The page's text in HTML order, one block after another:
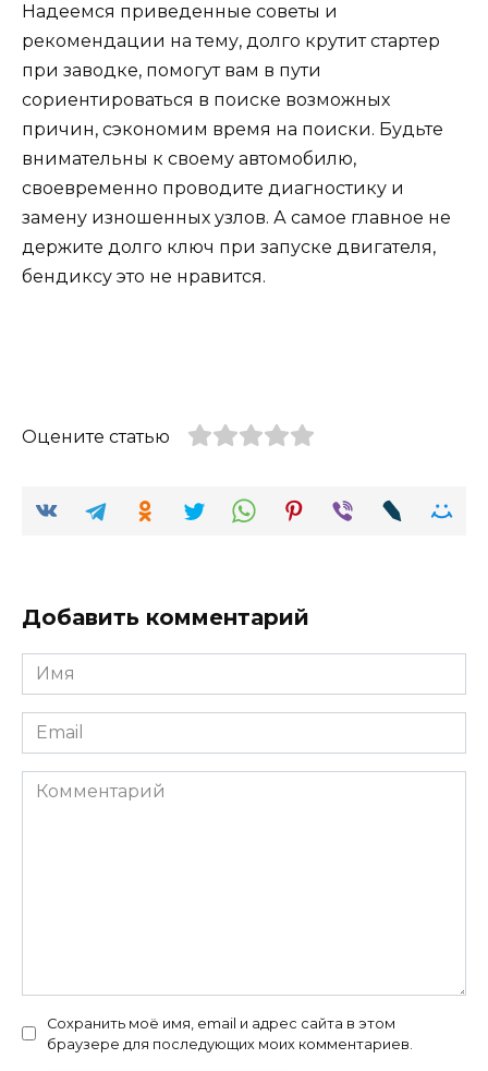
Надеемся приведенные советы и
рекомендации на тему, долго крутит стартер
при заводке, помогут вам в пути
сориентироваться в поиске возможных
причин, сэкономим время на поиски. Будьте
внимательны к своему автомобилю,
своевременно проводите диагностику и
замену изношенных узлов. А самое главное не
держите долго ключ при запуске двигателя,
бендиксу это не нравится.
Оцените статью
Добавить комментарий
Имя
Email
Комментарий
Сохранить моё имя, email и адрес сайта в этом
браузере для последующих моих комментариев.